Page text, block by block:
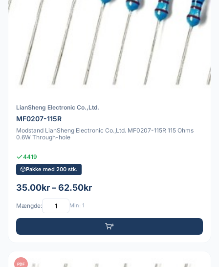
LianSheng Electronic Co.,Ltd.
MF0207-115R
Modstand LianSheng Electronic Co.,Ltd. MF0207-115R 115 Ohms
0.6W Through-hole
4419
Pakke med 200 stk.
35.00kr – 62.50kr
Mængde: Min: 1
PDF